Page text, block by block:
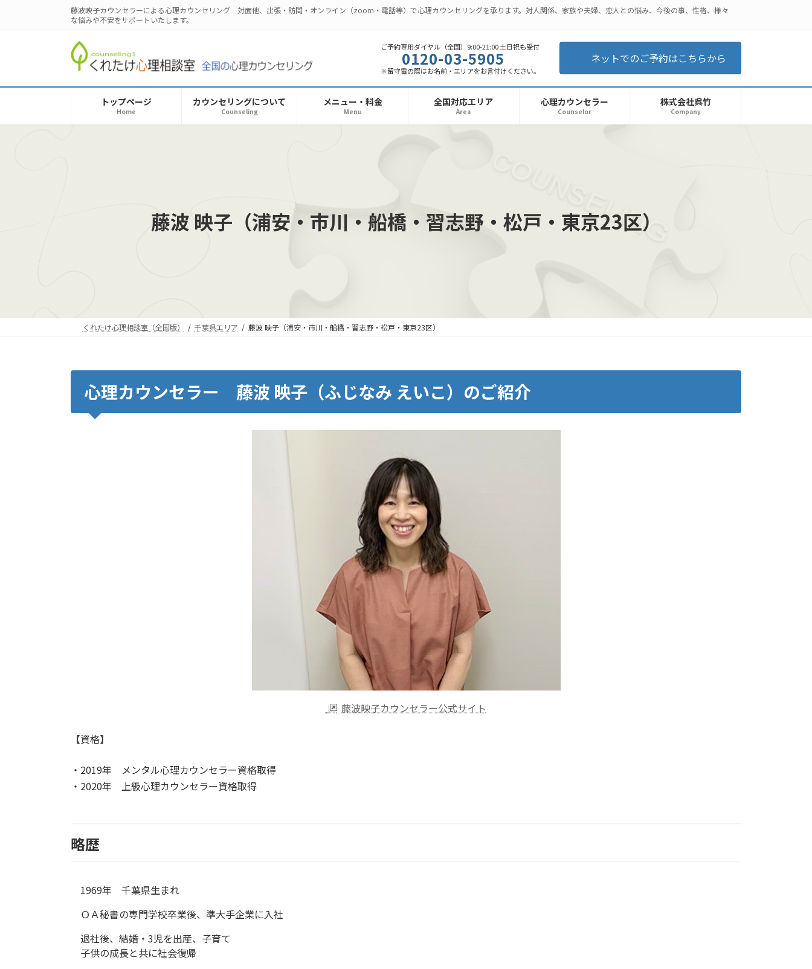
ッ
移
藤波映子カウンセラーによる心理カウンセリング 対面他、出張・訪問・オンライン（zoom・電話等）で心理カウンセリングを承ります。対人関係、家族や夫婦、恋人との悩み、今後の事、性格、様々
な悩みや不安をサポートいたします。
ご予約専用ダイヤル（全国）9:00-21:00 土日祝も受付
0120-03-5905
※留守電の際はお名前・エリアをお言付けください。
ネットでのご予約はこちらから
トップページ
Home
カウンセリングについて
Counseling
メニュー・料金
Menu
全国対応エリア
Area
心理カウンセラー
Counselor
株式会社呉竹
Company
藤波 映子（浦安・市川・船橋・習志野・松戸・東京23区）
くれたけ心理相談室（全国版） 千葉県エリア 藤波 映子（浦安・市川・船橋・習志野・松戸・東京23区）
心理カウンセラー 藤波 映子（ふじなみ えいこ）のご紹介
藤波映子カウンセラー公式サイト
【資格】
・2019年 メンタル心理カウンセラー資格取得
・2020年 上級心理カウンセラー資格取得
略歴
1969年 千葉県生まれ
ＯＡ秘書の専門学校卒業後、準大手企業に入社
退社後、結婚・3児を出産、子育て
子供の成長と共に社会復帰